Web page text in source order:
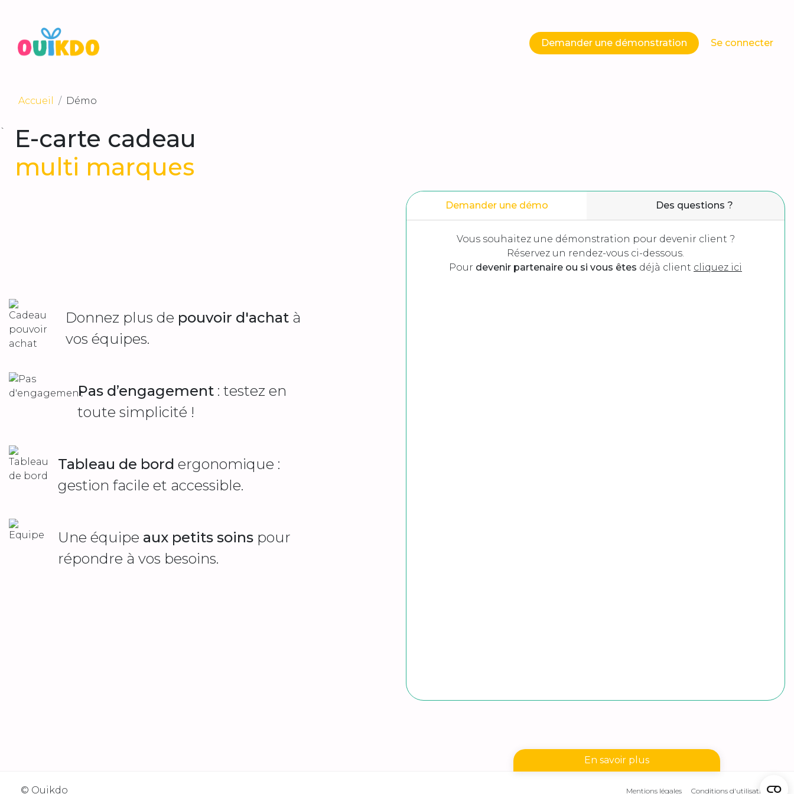
Demander une démonstration Se connecter
Accueil Démo
`
E-carte cadeau
multi marques
Donnez plus de pouvoir d'achatà
vos équipes.
Pas d’engagement : testez en
toute simplicité !
Tableau de bord ergonomique :
gestion facile et accessible.
Une équipe aux petits soinspour
répondre à vos besoins.
Demander une démo Des questions ?
Vous souhaitez une démonstration pour devenir client ?
Réservez un rendez-vous ci-dessous.
Pour devenir partenaire ou si vous êtes déjà client cliquez ici
En savoir plus
© Ouikdo Mentions légales Conditions d'utilisation